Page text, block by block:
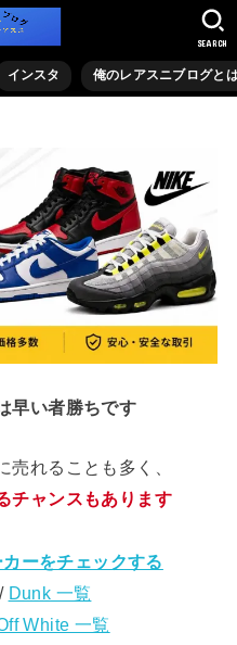
インスタ 俺のレアスニブログと
SEARCH
早い者勝ちです
売れることも多く、
チャンスもあります
ーをチェックする
/ Dunk 一覧
White 一覧